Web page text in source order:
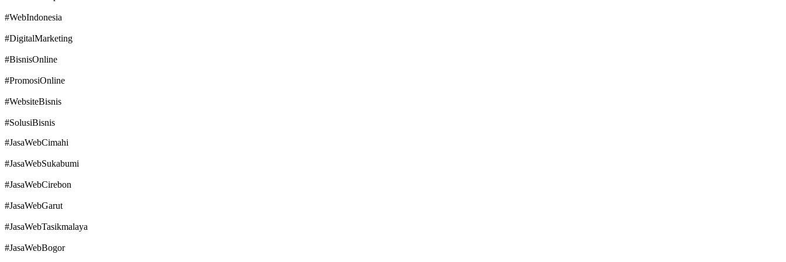
#WebIndonesia
#DigitalMarketing
#BisnisOnline
#PromosiOnline
#WebsiteBisnis
#SolusiBisnis
#JasaWebCimahi
#JasaWebSukabumi
#JasaWebCirebon
#JasaWebGarut
#JasaWebTasikmalaya
#JasaWebBogor